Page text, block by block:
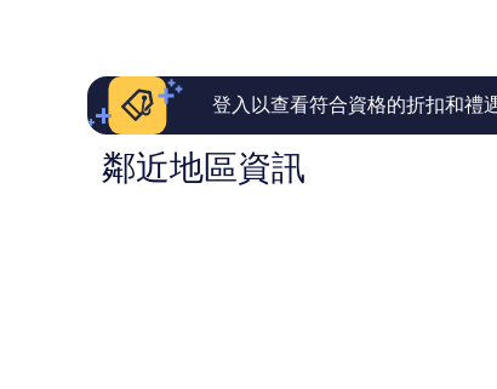
好
極
了，
1
則
評
好
極
了，
8
登入以查看符合資格的折扣和禮
鄰近地區資訊